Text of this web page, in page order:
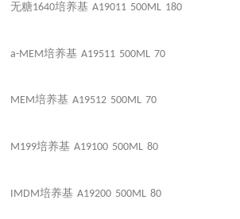
无糖1640培养基 A19011 500ML 180
a-MEM培养基 A19511 500ML 70
MEM培养基 A19512 500ML 70
M199培养基 A19100 500ML 80
IMDM培养基 A19200 500ML 80